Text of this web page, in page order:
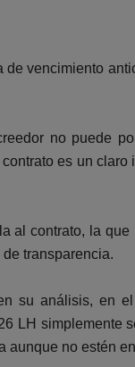
vencimiento
no puede
es un
al contrato, la
transparencia.
su análisis, en
LH simplemente
no estén